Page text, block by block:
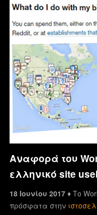
Αναφορά του
ελληνικό site
18 Ιουνίου 2017 ♦Το
πρόσφατα στην